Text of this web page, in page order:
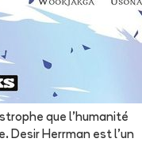
que l'humanité
Desir Herrman est l'un